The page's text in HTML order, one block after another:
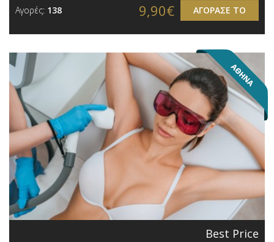
Αγορές: 138 ΑΓΟΡΑΣΕ ΤΟ
9,90€
Best Price